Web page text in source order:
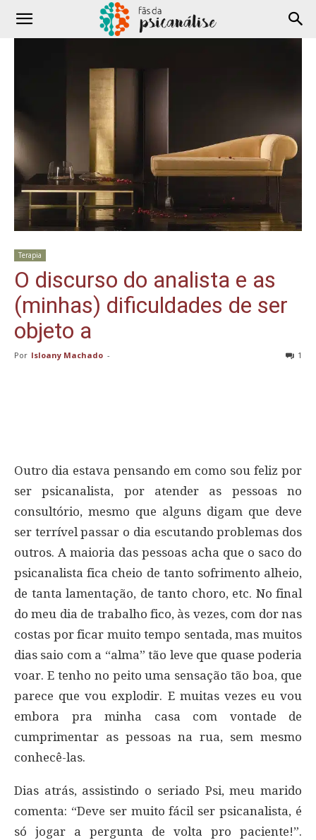
Terapia
O discurso do analista e as
(minhas) dificuldades de ser
objeto a
Por Isloany Machado - 1
Outro dia estava pensando em como sou feliz por
ser psicanalista, por atender as pessoas no
consultório, mesmo que alguns digam que deve
ser terrível passar o dia escutando problemas dos
outros. A maioria das pessoas acha que o saco do
psicanalista fica cheio de tanto sofrimento alheio,
de tanta lamentação, de tanto choro, etc. No final
do meu dia de trabalho fico, às vezes, com dor nas
costas por ficar muito tempo sentada, mas muitos
dias saio com a “alma” tão leve que quase poderia
voar. E tenho no peito uma sensação tão boa, que
parece que vou explodir. E muitas vezes eu vou
embora pra minha casa com vontade de
cumprimentar as pessoas na rua, sem mesmo
conhecê-las.
Dias atrás, assistindo o seriado Psi, meu marido
comenta: “Deve ser muito fácil ser psicanalista, é
só jogar a pergunta de volta pro paciente!”.